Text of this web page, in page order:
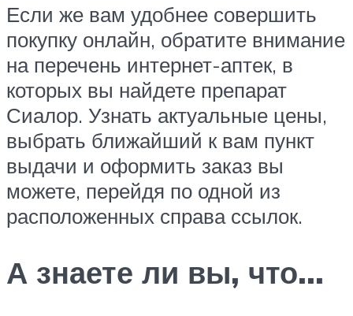
Если же вам удобнее совершить
покупку онлайн, обратите внимание
на перечень интернет-аптек, в
которых вы найдете препарат
Сиалор. Узнать актуальные цены,
выбрать ближайший к вам пункт
выдачи и оформить заказ вы
можете, перейдя по одной из
расположенных справа ссылок.
А знаете ли вы, что…